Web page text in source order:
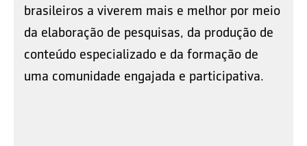
brasileiros a viverem mais e melhor por meio
da elaboração de pesquisas, da produção de
conteúdo especializado e da formação de
uma comunidade engajada e participativa.